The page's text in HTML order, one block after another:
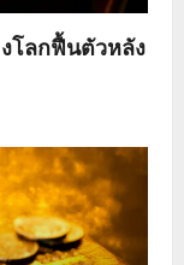
โลกฟื้นตัวหลัง